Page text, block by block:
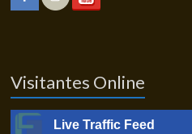
Visitantes Online
Live Traffic Feed